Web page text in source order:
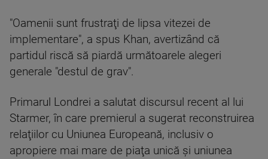
"Oamenii sunt frustraţi de lipsa vitezei de
implementare", a spus Khan, avertizând că
partidul riscă să piardă următoarele alegeri
generale "destul de grav".
Primarul Londrei a salutat discursul recent al lui
Starmer, în care premierul a sugerat reconstruirea
relaţiilor cu Uniunea Europeană, inclusiv o
apropiere mai mare de piaţa unică şi uniunea